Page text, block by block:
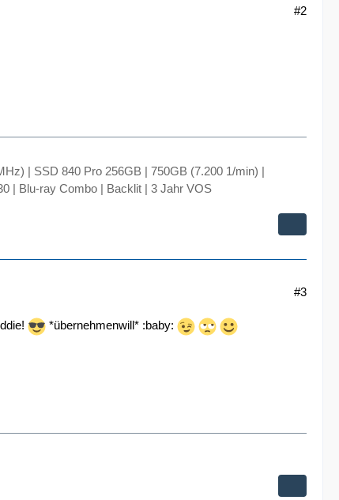
#2
| SSD 840 Pro 256GB | 750GB (7.200 1/min) |
| Blu-ray Combo | Backlit | 3 Jahr VOS
#3
*übernehmenwill* :baby: